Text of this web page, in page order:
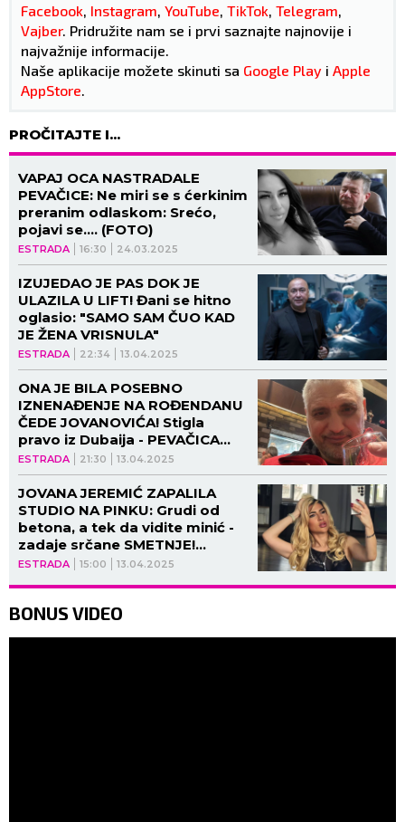
Facebook Instagram YouTube TikTok Telegram
Vajber. Pridružite nam se i prvi saznajte najnovije i
najvažnije informacije.
Naše aplikacije možete skinuti sa Google Play i Apple
AppStore
PROČITAJTE I...
ESTRADA 16:30 24.03.2025
VAPAJ OCA NASTRADALE
PEVAČICE: Ne miri se s ćerkinim
preranim odlaskom: Srećo,
pojavi se.... (FOTO)
ESTRADA 22:34 13.04.2025
IZUJEDAO JE PAS DOK JE
ULAZILA U LIFT! Đani se hitno
oglasio: "SAMO SAM ČUO KAD
JE ŽENA VRISNULA"
ESTRADA 21:30 13.04.2025
ONA JE BILA POSEBNO
IZNENAĐENJE NA ROĐENDANU
ČEDE JOVANOVIĆA! Stigla
pravo iz Dubaija - PEVAČICA
NAPRAVILA SPEKTAKL! (VIDEO)
ESTRADA 15:00 13.04.2025
JOVANA JEREMIĆ ZAPALILA
STUDIO NA PINKU: Grudi od
betona, a tek da vidite minić -
zadaje srčane SMETNJE!
(VIDEO)
BONUS VIDEO